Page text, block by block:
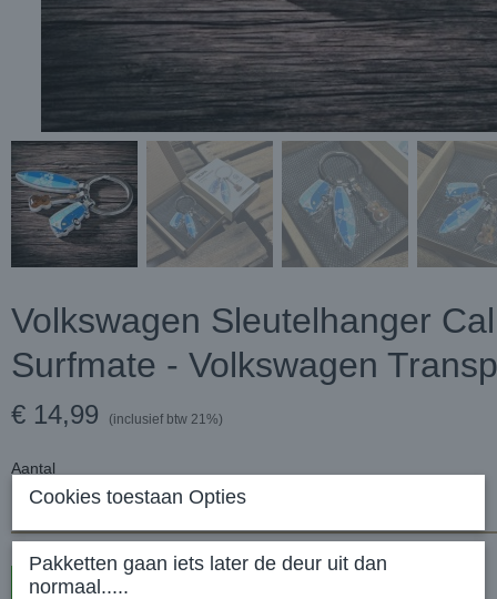
Volkswagen Sleutelhanger
Surfmate - Volkswagen
€ 14,99 (inclusief btw 21%)
Aantal
In winkelwagen
Cookies toestaan Opties
Pakketten gaan iets later de deur uit dan
normaal.....